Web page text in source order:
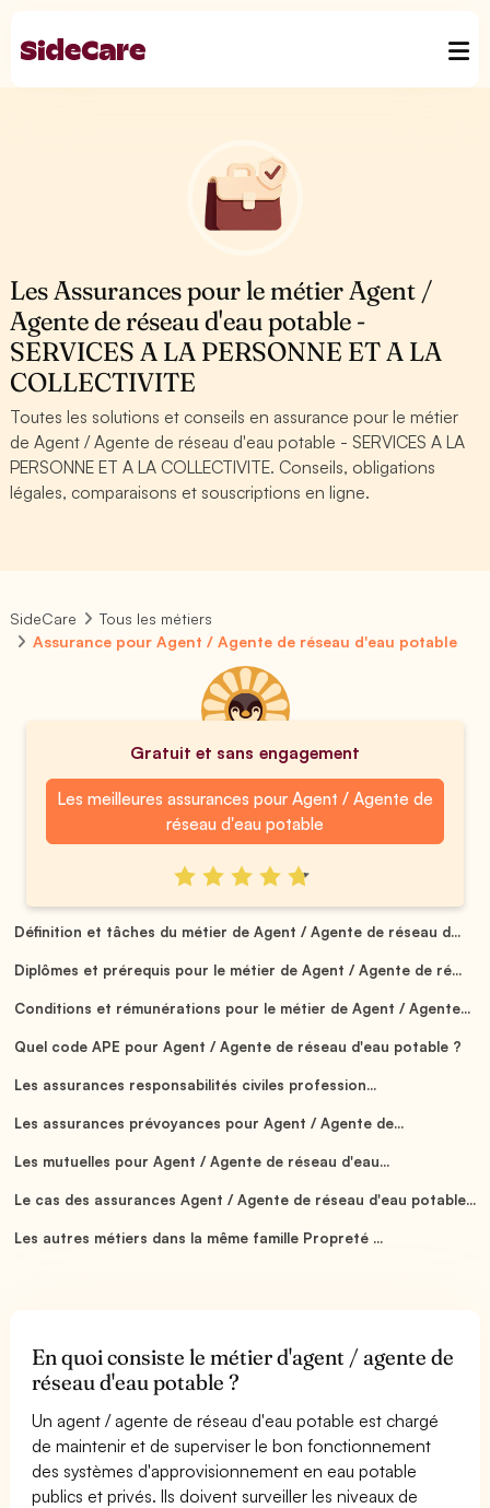
Les Assurances pour le métier Agent /
Agente de réseau d'eau potable -
SERVICES A LA PERSONNE ET A LA
COLLECTIVITE
Toutes les solutions et conseils en assurance pour le métier
de Agent / Agente de réseau d'eau potable - SERVICES A LA
PERSONNE ET A LA COLLECTIVITE. Conseils, obligations
légales, comparaisons et souscriptions en ligne.
SideCare
Tous les métiers
Assurance pour Agent / Agente de réseau d'eau potable
Gratuit et sans engagement
Les meilleures assurances pour Agent / Agente de
réseau d'eau potable
Définition et tâches du métier de Agent / Agente de réseau d...
Diplômes et prérequis pour le métier de Agent / Agente de ré...
Conditions et rémunérations pour le métier de Agent / Agente...
Quel code APE pour Agent / Agente de réseau d'eau potable ?
Les assurances responsabilités civiles profession...
Les assurances prévoyances pour Agent / Agente de...
Les mutuelles pour Agent / Agente de réseau d'eau...
Le cas des assurances Agent / Agente de réseau d'eau potable...
Les autres métiers dans la même famille Propreté ...
En quoi consiste le métier d'agent / agente de
réseau d'eau potable ?
Un agent / agente de réseau d'eau potable est chargé
de maintenir et de superviser le bon fonctionnement
des systèmes d'approvisionnement en eau potable
publics et privés. Ils doivent surveiller les niveaux de